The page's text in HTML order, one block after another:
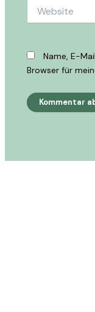
Name, E-
Browser für